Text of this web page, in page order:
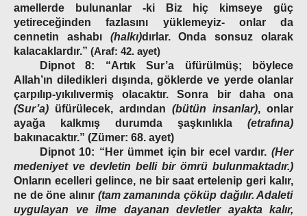
amellerde bulunanlar -ki Biz hiç kimseye güç
yetireceğinden fazlasını yüklemeyiz- onlar da
cennetin ashabı (halkı)dırlar. Onda sonsuz olarak
kalacaklardır.” (Araf: 42. ayet)
Dipnot8: “Artık Sur’a üfürülmüş; böylece
Allah’ın diledikleri dışında, göklerde ve yerde olanlar
çarpılıp-yıkılıvermiş olacaktır. Sonra bir daha ona
(Sur’a) üfürülecek, ardından (bütün insanlar), onlar
ayağa kalkmış durumda şaşkınlıkla (etrafına)
bakınacaktır.” (Zümer: 68. ayet)
Dipnot 10: “Her ümmet için bir ecel vardır.(Her
medeniyet ve devletin belli bir ömrü bulunmaktadır.)
Onların ecelleri gelince, ne bir saat ertelenip geri kalır,
ne de öne alınır (tam zamanında çöküp dağılır. Adaleti
uygulayan ve ilme dayanan devletler ayakta kalır,